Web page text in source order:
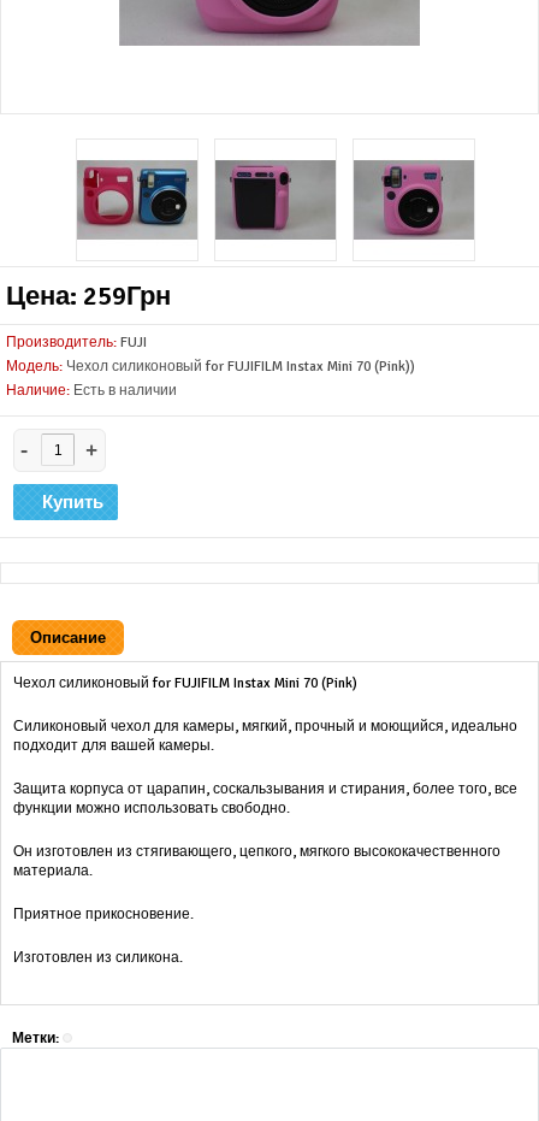
Цена: 259Грн
Производитель: FUJI
Модель: Чехол силиконовый for FUJIFILM Instax Mini 70 (Pink))
Наличие: Есть в наличии
- +
Описание
Чехол силиконовый for FUJIFILM Instax Mini 70 (Pink)
Силиконовый чехол для камеры, мягкий, прочный и моющийся, идеально
подходит для вашей камеры.
Защита корпуса от царапин, соскальзывания и стирания, более того, все
функции можно использовать свободно.
Он изготовлен из стягивающего, цепкого, мягкого высококачественного
материала.
Приятное прикосновение.
Изготовлен из силикона.
Метки: